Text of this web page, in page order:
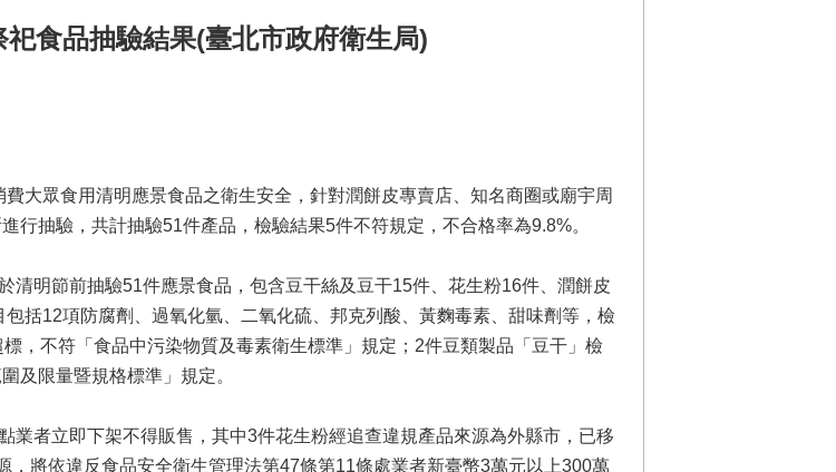
食品抽驗結果(臺北市政府衛生局)
大眾食用清明應景食品之衛生安全，針對潤餅皮專賣店、知名商圈或廟宇周
行抽驗，共計抽驗51件產品，檢驗結果5件不符規定，不合格率為9.8%。
明節前抽驗51件應景食品，包含豆干絲及豆干15件、花生粉16件、潤餅皮
括12項防腐劑、過氧化氫、二氧化硫、邦克列酸、黃麴毒素、甜味劑等，檢
，不符「食品中污染物質及毒素衛生標準」規定；2件豆類製品「豆干」檢
及限量暨規格標準」規定。
者立即下架不得販售，其中3件花生粉經追查違規產品來源為外縣市，已移
將依違反食品安全衛生管理法第47條第11條處業者新臺幣3萬元以上300萬